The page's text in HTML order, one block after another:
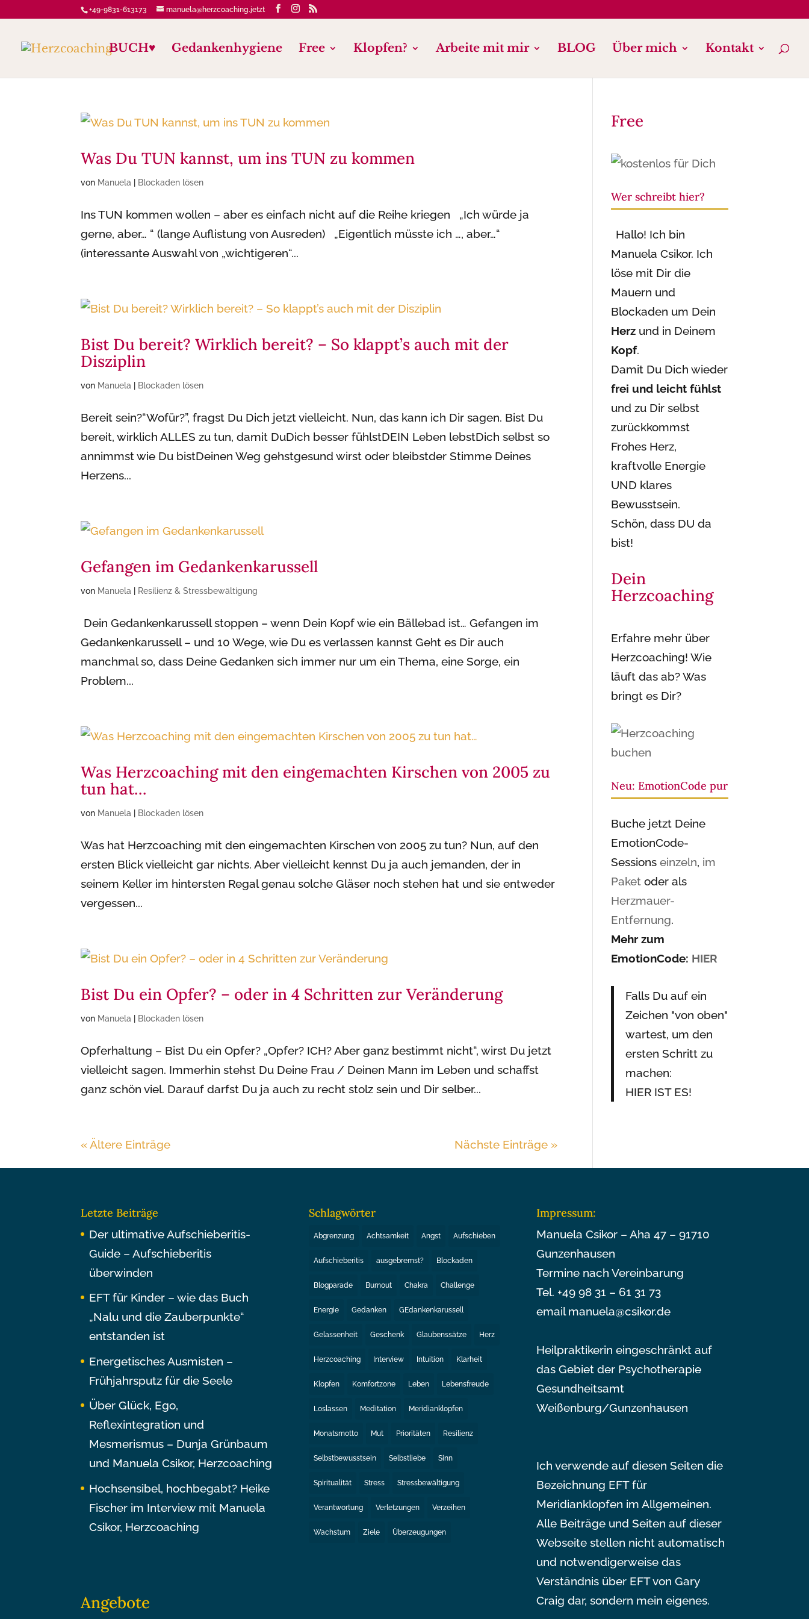
+49-9831-613173 manuela@herzcoaching.jetzt
BUCH♥️ Gedankenhygiene Free Klopfen? Arbeite mit mir BLOG Über mich Kontakt
Was Du TUN kannst, um ins TUN zu kommen
von Manuela Blockaden lösen
Ins TUN kommen wollen – aber es einfach nicht auf die Reihe kriegen „Ich würde ja
gerne, aber… “ (lange Auflistung von Ausreden) „Eigentlich müsste ich …, aber…“
(interessante Auswahl von „wichtigeren“...
Bist Du bereit? Wirklich bereit? – So klappt’s auch mit der
Disziplin
von Manuela Blockaden lösen
Bereit sein?“Wofür?”, fragst Du Dich jetzt vielleicht. Nun, das kann ich Dir sagen. Bist Du
bereit, wirklich ALLES zu tun, damit DuDich besser fühlstDEIN Leben lebstDich selbst so
annimmst wie Du bistDeinen Weg gehstgesund wirst oder bleibstder Stimme Deines
Herzens...
Gefangen im Gedankenkarussell
von Manuela Resilienz & Stressbewältigung
Dein Gedankenkarussell stoppen – wenn Dein Kopf wie ein Bällebad ist… Gefangen im
Gedankenkarussell – und 10 Wege, wie Du es verlassen kannst Geht es Dir auch
manchmal so, dass Deine Gedanken sich immer nur um ein Thema, eine Sorge, ein
Problem...
Was Herzcoaching mit den eingemachten Kirschen von 2005 zu
tun hat…
von Manuela Blockaden lösen
Was hat Herzcoaching mit den eingemachten Kirschen von 2005 zu tun? Nun, auf den
ersten Blick vielleicht gar nichts. Aber vielleicht kennst Du ja auch jemanden, der in
seinem Keller im hintersten Regal genau solche Gläser noch stehen hat und sie entweder
vergessen...
Bist Du ein Opfer? – oder in 4 Schritten zur Veränderung
von Manuela Blockaden lösen
Opferhaltung – Bist Du ein Opfer? „Opfer? ICH? Aber ganz bestimmt nicht“, wirst Du jetzt
vielleicht sagen. Immerhin stehst Du Deine Frau / Deinen Mann im Leben und schaffst
ganz schön viel. Darauf darfst Du ja auch zu recht stolz sein und Dir selber...
« Ältere Einträge Nächste Einträge »
Free
Wer schreibt hier?
Hallo! Ich bin
Manuela Csikor. Ich
löse mit Dir die
Mauern und
Blockaden um Dein
Herz und in Deinem
Kopf.
Damit Du Dich wieder
frei und leicht fühlst
und zu Dir selbst
zurückkommst
Frohes Herz,
kraftvolle Energie
UND klares
Bewusstsein.
Schön, dass DU da
bist!
Dein
Herzcoaching
Erfahre mehr über
Herzcoaching! Wie
läuft das ab? Was
bringt es Dir?
Neu: EmotionCode pur
Buche jetzt Deine
EmotionCode-
Sessionseinzeln, im
Paket oder als
Herzmauer-
Entfernung.
Mehr zum
EmotionCode: HIER
Falls Du auf ein
Zeichen "von oben"
wartest, um den
ersten Schritt zu
machen:
HIER IST ES!
Letzte Beiträge
Der ultimative Aufschieberitis-
Guide – Aufschieberitis
überwinden
EFT für Kinder – wie das Buch
„Nalu und die Zauberpunkte“
entstanden ist
Energetisches Ausmisten –
Frühjahrsputz für die Seele
Über Glück, Ego,
Reflexintegration und
Mesmerismus – Dunja Grünbaum
und Manuela Csikor, Herzcoaching
Hochsensibel, hochbegabt? Heike
Fischer im Interview mit Manuela
Csikor, Herzcoaching
Angebote
Schlagwörter
Abgrenzung Achtsamkeit Angst Aufschieben
Aufschieberitis ausgebremst? Blockaden
Blogparade Burnout Chakra Challenge
Energie Gedanken GEdankenkarussell
Gelassenheit Geschenk Glaubenssätze Herz
Herzcoaching Interview Intuition Klarheit
Klopfen Komfortzone Leben Lebensfreude
Loslassen Meditation Meridianklopfen
Monatsmotto Mut Prioritäten Resilienz
Selbstbewusstsein Selbstliebe Sinn
Spiritualität Stress Stressbewältigung
Verantwortung Verletzungen Verzeihen
Wachstum Ziele Überzeugungen
Impressum:
Manuela Csikor – Aha 47 – 91710
Gunzenhausen
Termine nach Vereinbarung
Tel. +49 98 31 – 61 31 73
email manuela@csikor.de
Heilpraktikerin eingeschränkt auf
das Gebiet der Psychotherapie
Gesundheitsamt
Weißenburg/Gunzenhausen
Ich verwende auf diesen Seiten die
Bezeichnung EFT für
Meridianklopfen im Allgemeinen.
Alle Beiträge und Seiten auf dieser
Webseite stellen nicht automatisch
und notwendigerweise das
Verständnis über EFT von Gary
Craig dar, sondern mein eigenes.